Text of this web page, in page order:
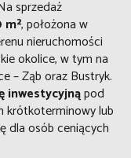
sprzedaż
, położona w
nieruchomości
okolice, w tym na
– Ząb oraz Bustryk.
inwestycyjnąpod
krótkoterminowy lub
dla osób ceniących